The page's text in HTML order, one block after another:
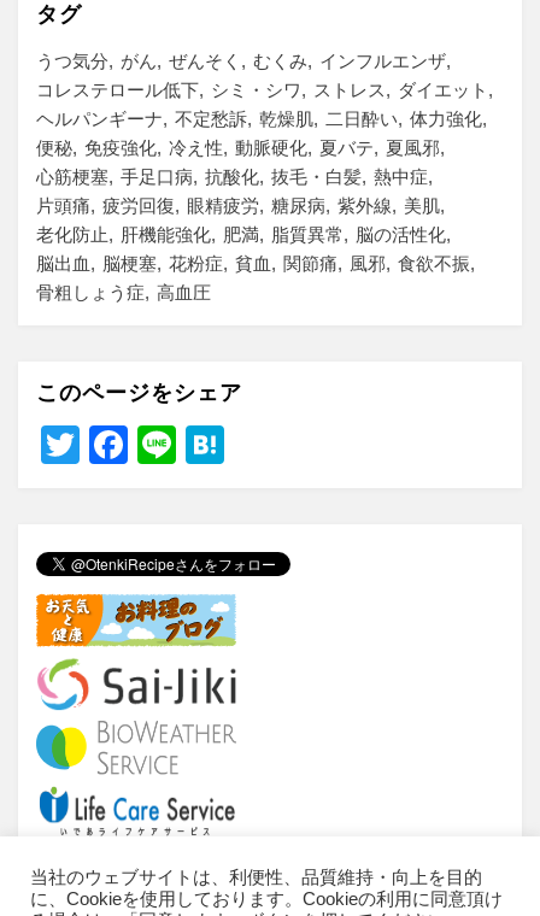
タグ
うつ気分 がん ぜんそく むくみ
インフルエンザ
コレステロール低下
シミ・シワ ストレス
ダイエット
ヘルパンギーナ
不定愁訴 乾燥肌 二日酔い
体力強化
便秘 免疫強化 冷え性 動脈硬化 夏バテ
夏風邪
心筋梗塞 手足口病 抗酸化 抜毛・白髪 熱中症
片頭痛
疲労回復 眼精疲労 糖尿病 紫外線
美肌
老化防止
肝機能強化 肥満 脂質異常
脳の活性化
脳出血
脳梗塞 花粉症 貧血 関節痛 風邪 食欲不振
骨粗しょう症
高血圧
このページをシェア
T
er
F
e
b
o
o
k
Li
n
a
当社のウェブサイトは、利便性、品質維持・向上を目的
に、Cookieを使用しております。Cookieの利用に同意頂け